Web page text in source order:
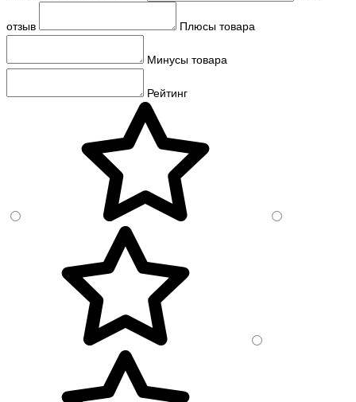
отзыв Плюсы товара
Минусы товара
Рейтинг